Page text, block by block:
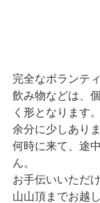
完全なボランテ
飲み物などは、
く形となります
余分に少しありま
何時に来て、途
ん。
お手伝いいただ
山山頂までお越